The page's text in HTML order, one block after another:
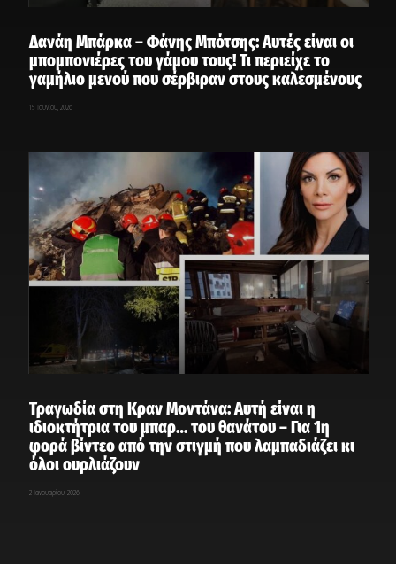
Δανάη Μπάρκα – Φάνης Μπότσης: Αυτές είναι οι
μπομπονιέρες του γάμου τους! Τι περιείχε το
γαμήλιο μενού που σέρβιραν στους καλεσμένους
15 Ιουνίου, 2026
Τραγωδία στη Κραν Μοντάνα: Αυτή είναι η
ιδιοκτήτρια του μπαρ… του θανάτου – Για 1η
φορά βίντεο από την στιγμή που λαμπαδιάζει κι
όλοι ουρλιάζουν
2 Ιανουαρίου, 2026